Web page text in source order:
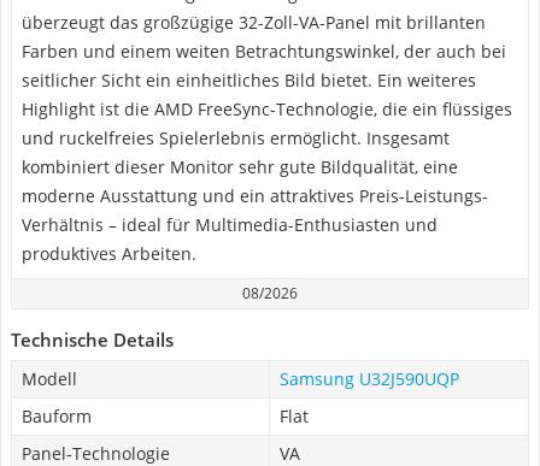
überzeugt das großzügige 32-Zoll-VA-Panel mit brillanten
Farben und einem weiten Betrachtungswinkel, der auch bei
seitlicher Sicht ein einheitliches Bild bietet. Ein weiteres
Highlight ist die AMD FreeSync-Technologie, die ein flüssiges
und ruckelfreies Spielerlebnis ermöglicht. Insgesamt
kombiniert dieser Monitor sehr gute Bildqualität, eine
moderne Ausstattung und ein attraktives Preis-Leistungs-
Verhältnis – ideal für Multimedia-Enthusiasten und
produktives Arbeiten.
08/2026
Technische Details
Modell
Samsung U32J590UQP
Bauform
Flat
Panel-Technologie
VA